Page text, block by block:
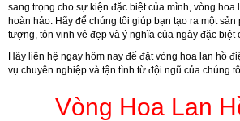
sang trọng cho sự kiện đặc biệt của mình, vòng
hoàn hảo. Hãy để chúng tôi giúp bạn tạo ra một sản
tượng, tôn vinh vẻ đẹp và ý nghĩa của ngày đặc biệt
Hãy liên hệ ngay hôm nay để đặt vòng hoa lan hồ
vụ chuyên nghiệp và tận tình từ đội ngũ của chúng
Vòng Hoa Lan